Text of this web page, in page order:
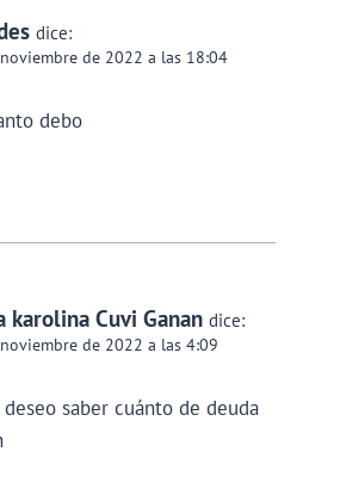
dice:
de 2022 a las 18:04
debo
karolina Cuvi Ganan dice:
de 2022 a las 4:09
saber cuánto de deuda